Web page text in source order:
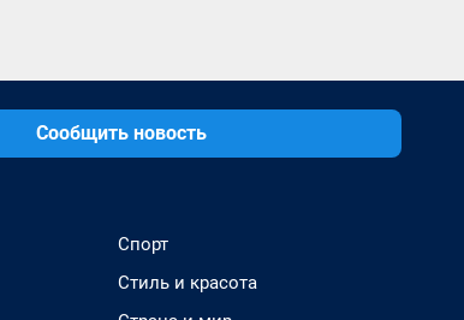
Сообщить новость
Спорт
Стиль и красота